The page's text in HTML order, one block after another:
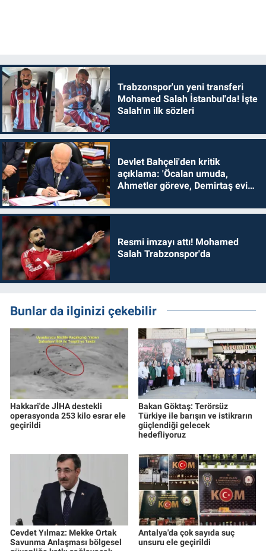
Trabzonspor'un yeni transferi
Mohamed Salah İstanbul'da! İşte
Salah'ın ilk sözleri
Devlet Bahçeli'den kritik
açıklama: 'Öcalan umuda,
Ahmetler göreve, Demirtaş evine
Resmi imzayı attı! Mohamed
Salah Trabzonspor'da
Bunlar da ilginizi çekebilir
Hakkari'de JİHA destekli
operasyonda 253 kilo esrar ele
geçirildi
Bakan Göktaş: Terörsüz
Türkiye ile barışın ve istikrarın
güçlendiği gelecek
hedefliyoruz
Cevdet Yılmaz: Mekke Ortak
Savunma Anlaşması bölgesel
Antalya'da çok sayıda suç
unsuru ele geçirildi